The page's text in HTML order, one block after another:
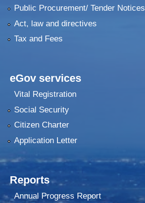
Public Procurement/ Tender Notices
Act, law and directives
Tax and Fees
eGov services
Vital Registration
Social Security
Citizen Charter
Application Letter
Reports
Annual Progress Report